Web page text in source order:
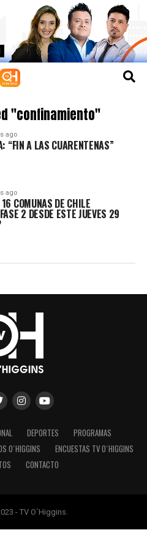
"confinamiento"
ago
“FIN A LAS CUARENTENAS”
ago
COMUNAS DE CHILE
2 DESDE ESTE JUEVES 29
DEPORTES
PROGRAMAS
O´HIGGINS
ENCUESTAS TV O´HIGGINS
CONTACTO
- TV O´Higgins.